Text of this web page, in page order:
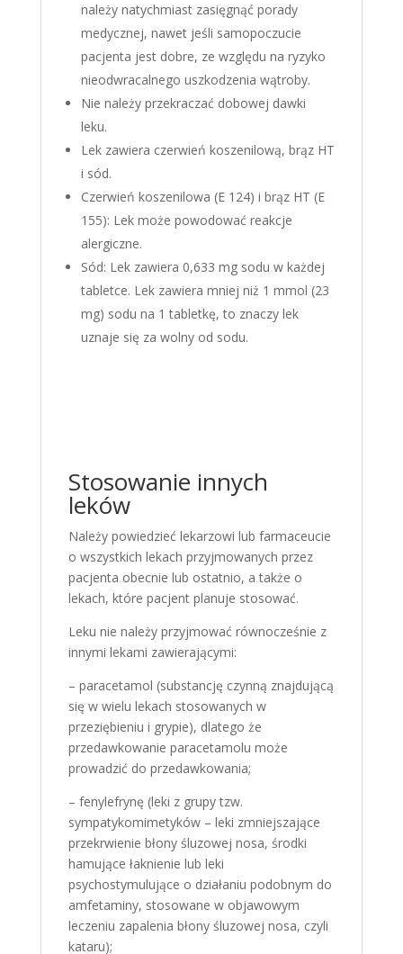
należy natychmiast zasięgnąć porady
medycznej, nawet jeśli samopoczucie
pacjenta jest dobre, ze względu na ryzyko
nieodwracalnego uszkodzenia wątroby.
Nie należy przekraczać dobowej dawki
leku.
Lek zawiera czerwień koszenilową, brąz HT
i sód.
Czerwień koszenilowa (E 124) i brąz HT (E
155): Lek może powodować reakcje
alergiczne.
Sód: Lek zawiera 0,633 mg sodu w każdej
tabletce. Lek zawiera mniej niż 1 mmol (23
mg) sodu na 1 tabletkę, to znaczy lek
uznaje się za wolny od sodu.
Stosowanie innych
leków
Należy powiedzieć lekarzowi lub farmaceucie
o wszystkich lekach przyjmowanych przez
pacjenta obecnie lub ostatnio, a także o
lekach, które pacjent planuje stosować.
Leku nie należy przyjmować równocześnie z
innymi lekami zawierającymi:
– paracetamol (substancję czynną znajdującą
się w wielu lekach stosowanych w
przeziębieniu i grypie), dlatego że
przedawkowanie paracetamolu może
prowadzić do przedawkowania;
– fenylefrynę (leki z grupy tzw.
sympatykomimetyków – leki zmniejszające
przekrwienie błony śluzowej nosa, środki
hamujące łaknienie lub leki
psychostymulujące o działaniu podobnym do
amfetaminy, stosowane w objawowym
leczeniu zapalenia błony śluzowej nosa, czyli
kataru);